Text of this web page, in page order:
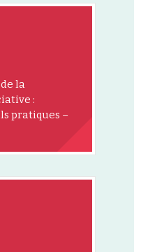
de la
:
pratiques –